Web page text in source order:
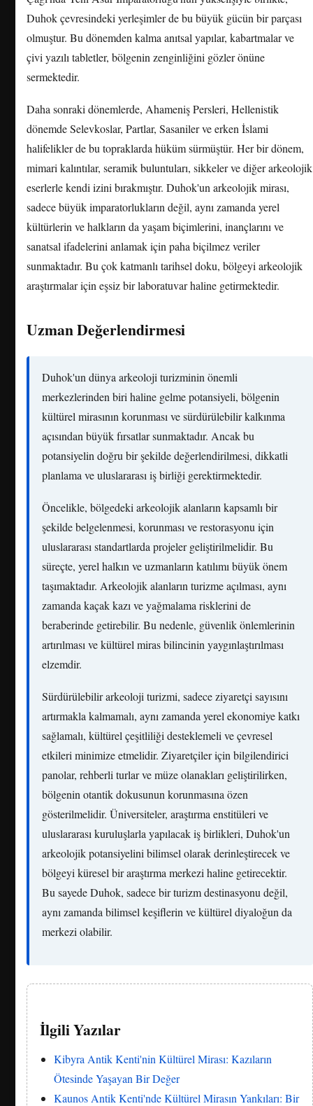
Duhok çevresindeki yerleşimler de bu büyük gücün bir parçası
olmuştur. Bu dönemden kalma anıtsal yapılar, kabartmalar ve
çivi yazılı tabletler, bölgenin zenginliğini gözler önüne
sermektedir.
Daha sonraki dönemlerde, Ahameniş Persleri, Hellenistik
dönemde Selevkoslar, Partlar, Sasaniler ve erken İslami
halifelikler de bu topraklarda hüküm sürmüştür. Her bir dönem,
mimari kalıntılar, seramik buluntuları, sikkeler ve diğer arkeolojik
eserlerle kendi izini bırakmıştır. Duhok'un arkeolojik mirası,
sadece büyük imparatorlukların değil, aynı zamanda yerel
kültürlerin ve halkların da yaşam biçimlerini, inançlarını ve
sanatsal ifadelerini anlamak için paha biçilmez veriler
sunmaktadır. Bu çok katmanlı tarihsel doku, bölgeyi arkeolojik
araştırmalar için eşsiz bir laboratuvar haline getirmektedir.
Uzman Değerlendirmesi
Duhok'un dünya arkeoloji turizminin önemli
merkezlerinden biri haline gelme potansiyeli, bölgenin
kültürel mirasının korunması ve sürdürülebilir kalkınma
açısından büyük fırsatlar sunmaktadır. Ancak bu
potansiyelin doğru bir şekilde değerlendirilmesi, dikkatli
planlama ve uluslararası iş birliği gerektirmektedir.
Öncelikle, bölgedeki arkeolojik alanların kapsamlı bir
şekilde belgelenmesi, korunması ve restorasyonu için
uluslararası standartlarda projeler geliştirilmelidir. Bu
süreçte, yerel halkın ve uzmanların katılımı büyük önem
taşımaktadır. Arkeolojik alanların turizme açılması, aynı
zamanda kaçak kazı ve yağmalama risklerini de
beraberinde getirebilir. Bu nedenle, güvenlik önlemlerinin
artırılması ve kültürel miras bilincinin yaygınlaştırılması
elzemdir.
Sürdürülebilir arkeoloji turizmi, sadece ziyaretçi sayısını
artırmakla kalmamalı, aynı zamanda yerel ekonomiye katkı
sağlamalı, kültürel çeşitliliği desteklemeli ve çevresel
etkileri minimize etmelidir. Ziyaretçiler için bilgilendirici
panolar, rehberli turlar ve müze olanakları geliştirilirken,
bölgenin otantik dokusunun korunmasına özen
gösterilmelidir. Üniversiteler, araştırma enstitüleri ve
uluslararası kuruluşlarla yapılacak iş birlikleri, Duhok'un
arkeolojik potansiyelini bilimsel olarak derinleştirecek ve
bölgeyi küresel bir araştırma merkezi haline getirecektir.
Bu sayede Duhok, sadece bir turizm destinasyonu değil,
aynı zamanda bilimsel keşiflerin ve kültürel diyaloğun da
merkezi olabilir.
İlgili Yazılar
Kibyra Antik Kenti'nin Kültürel Mirası: Kazıların
Ötesinde Yaşayan Bir Değer
Kaunos Antik Kenti'nde Kültürel Mirasın Yankıları: Bir